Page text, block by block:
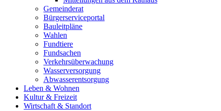
Gemeinderat
Bürgerserviceportal
Bauleitpläne
Wahlen
Fundtiere
Fundsachen
Verkehrsüberwachung
Wasserversorgung
Abwasserentsorgung
Leben & Wohnen
Kultur & Freizeit
Wirtschaft & Standort